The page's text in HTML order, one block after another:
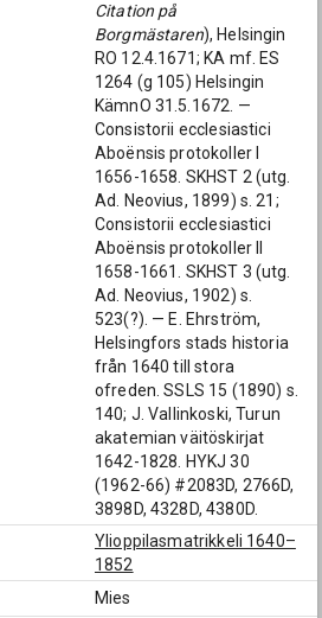
Citation på
Borgmästaren), Helsingin
RO 12.4.1671; KA mf. ES
1264 (g 105) Helsingin
KämnO 31.5.1672. —
Consistorii ecclesiastici
Aboënsis protokoller I
1656-1658. SKHST 2 (utg.
Ad. Neovius, 1899) s. 21;
Consistorii ecclesiastici
Aboënsis protokoller II
1658-1661. SKHST 3 (utg.
Ad. Neovius, 1902) s.
523(?). — E. Ehrström,
Helsingfors stads historia
från 1640 till stora
ofreden. SSLS 15 (1890) s.
140; J. Vallinkoski, Turun
akatemian väitöskirjat
1642-1828. HYKJ 30
(1962-66) #2083D, 2766D,
3898D, 4328D, 4380D.
Ylioppilasmatrikkeli 1640–
1852
Mies